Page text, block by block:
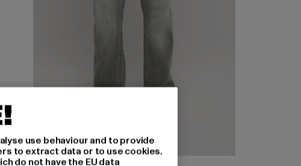
use behaviour and to provide
to extract data or to use cookies.
do not have the EU data